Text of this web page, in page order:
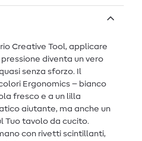
Creative Tool, applicare
diventa un vero
senza sforzo. Il
Ergonomics – bianco
fresco e a un lilla
aiutante, ma anche un
Tuo tavolo da cucito.
con rivetti scintillanti,